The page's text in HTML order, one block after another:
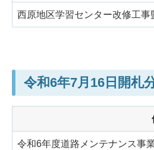
西原地区学習センター改修工事
令和6年7月16日開札
令和6年度道路メンテナンス事